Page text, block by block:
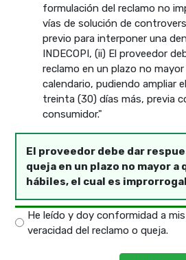
formulación del reclamo no
vías de solución de
previo para interponer una
INDECOPI, (ii) El proveedor
reclamo en un plazo no
calendario, pudiendo ampliar
treinta (30) días más, previa
consumidor."
El proveedor debe dar
queja en un plazo no mayor a
hábiles, el cual es
He leído y doy conformidad a
veracidad del reclamo o queja.